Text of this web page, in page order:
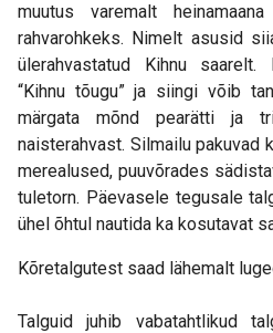
muutus varemalt
rahvarohkeks. Nimelt asusid
ülerahvastatud Kihnu saarelt.
“Kihnu tõugu” ja siingi võib
märgata mõnd pearätti ja
naisterahvast. Silmailu pakuvad
merealused, puuvõrades
tuletorn. Päevasele tegusale
ühel õhtul nautida ka kosutavat
Kõretalgutest saad lähemalt
Talguid juhib vabatahtlikud